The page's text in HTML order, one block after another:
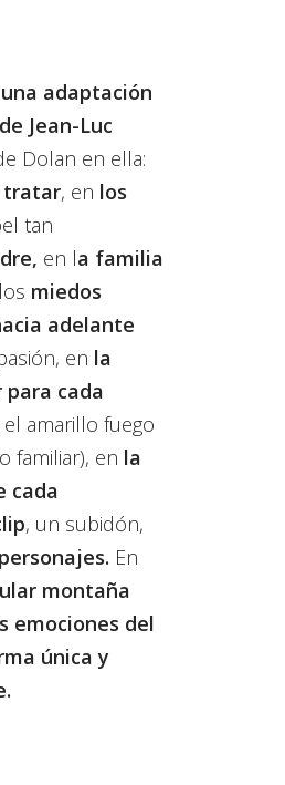
una adaptación
Jean-Luc
Dolan en ella:
tratar, en los
tan
en la familia
miedos
adelante
en la
para cada
amarillo fuego
familiar), en la
cada
, un subidón,
En
montaña
emociones del
única y